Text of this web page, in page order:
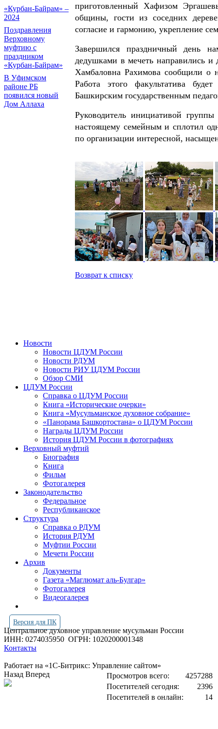
«Курбан-Байрам» –
2024
Поздравления
Верховному
муфтию с
праздником
«Курбан-Байрам»
В Уфимском
районе РБ
появился новый
Дом Аллаха
приготовленный Хафизом
общины, гости из соседних
согласие и гармонию, укрепление
Завершился праздничный день
дедушками в мечеть направились
Хамбаловна Рахимова сообщили о
Работа этого факультатива
Башкирским государственным
Руководитель инициативой
настоящему семейным и сплотил
по организации интересной,
Возврат к списку
Новости
Новости ЦДУМ России
Новости РДУМ
Новости РИУ ЦДУМ России
Обзор СМИ
ЦДУМ России
Справка о ЦДУМ России
Книга «Исторические очерки»
Книга «Мусульманское духовное собрание»
«Панорама Башкортостана» о ЦДУМ России
Награды ЦДУМ России
История ЦДУМ России в фотографиях
Верховный муфтий
Биография
Книга
Фильм
Фотогалерея
Законодательство
Федеральное
Республиканское
Структура
Справка о РДУМ
История РДУМ
Муфтии России
Мечети России
Архив
Документы
Газета «Маглюмат аль-Булгар»
Фотогалерея
Видеогалерея
Версия для ПК
Центральное духовное управление мусульман России
ИНН: 0274035950 ОГРН: 1020200001348
Контакты
Работает на «1С-Битрикс: Управление сайтом»
Просмотров всего:
4257288
Посетителей сегодня:
2396
Посетителей в онлайн:
14
Назад Вперед